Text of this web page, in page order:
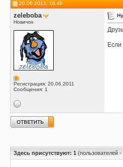
20.06.2011, 16:49
zeleboba
Новичок
Регистрация: 20.06.2011
Сообщения: 1
Здесь присутствуют: 1 (пользователей -